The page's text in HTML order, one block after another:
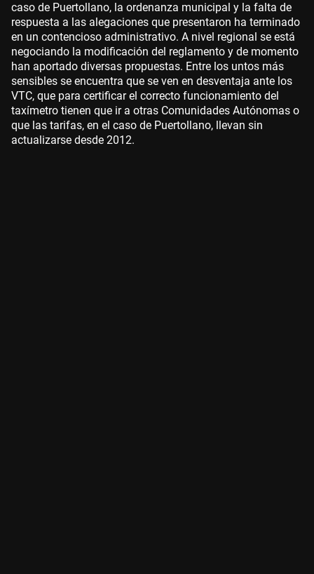
caso de Puertollano, la ordenanza municipal y la falta de
respuesta a las alegaciones que presentaron ha terminado
en un contencioso administrativo. A nivel regional se está
negociando la modificación del reglamento y de momento
han aportado diversas propuestas. Entre los untos más
sensibles se encuentra que se ven en desventaja ante los
VTC, que para certificar el correcto funcionamiento del
taxímetro tienen que ir a otras Comunidades Autónomas o
que las tarifas, en el caso de Puertollano, llevan sin
actualizarse desde 2012.